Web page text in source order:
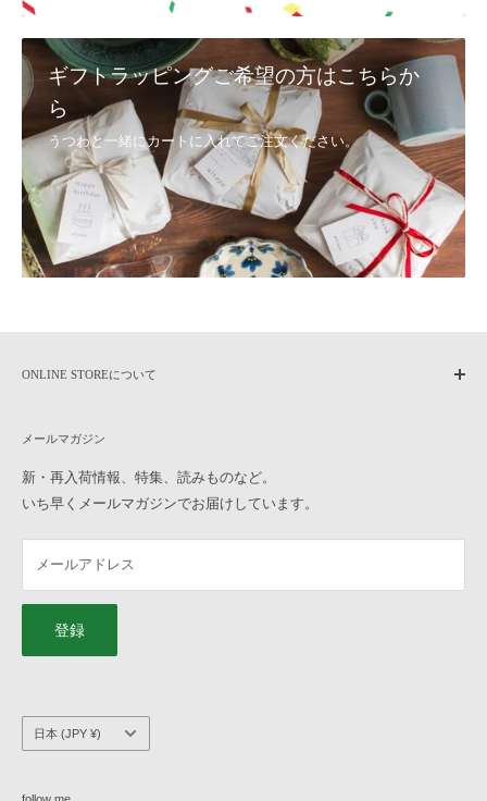
ギフトラッピングご希望の方はこちらか
ら
うつわと一緒にカートに入れてご注文ください。
メールマガジン
新・再入荷情報、特集、読みものなど。
いち早くメールマガジンでお届けしています。
メールアドレス
登録
ONLINE STOREについて
作家もののうつわについて
よくある質問
ご利用ガイド
横浜元町店へのお問い合わせ
特定商取引法に基づく表記
プライバシーポリシー
会社概要
地
日本 (JPY ¥)